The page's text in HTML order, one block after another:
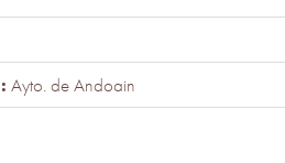
Ayto. de Andoain